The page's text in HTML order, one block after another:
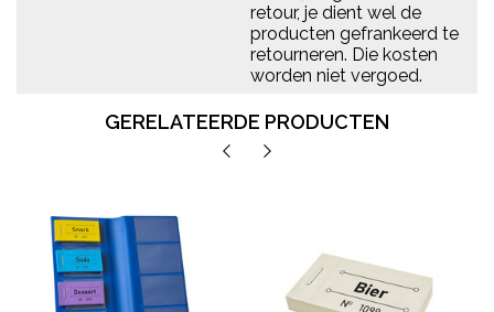
retour, je dient wel de
producten gefrankeerd te
retourneren. Die kosten
worden niet vergoed.
GERELATEERDE PRODUCTEN